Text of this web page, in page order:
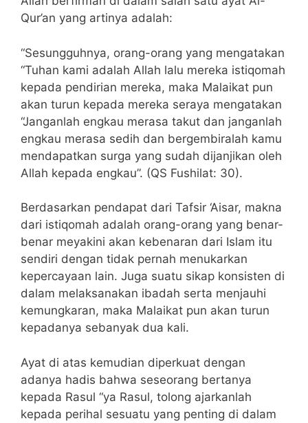
Qur’an yang artinya adalah:
“Sesungguhnya, orang-orang yang mengatakan
“Tuhan kami adalah Allah lalu mereka istiqomah
kepada pendirian mereka, maka Malaikat pun
akan turun kepada mereka seraya mengatakan
“Janganlah engkau merasa takut dan janganlah
engkau merasa sedih dan bergembiralah kamu
mendapatkan surga yang sudah dijanjikan oleh
Allah kepada engkau”. (QS Fushilat: 30).
Berdasarkan pendapat dari Tafsir ‘Aisar, makna
dari istiqomah adalah orang-orang yang benar-
benar meyakini akan kebenaran dari Islam itu
sendiri dengan tidak pernah menukarkan
kepercayaan lain. Juga suatu sikap konsisten di
dalam melaksanakan ibadah serta menjauhi
kemungkaran, maka Malaikat pun akan turun
kepadanya sebanyak dua kali.
Ayat di atas kemudian diperkuat dengan
adanya hadis bahwa seseorang bertanya
kepada Rasul “ya Rasul, tolong ajarkanlah
kepada perihal sesuatu yang penting di dalam